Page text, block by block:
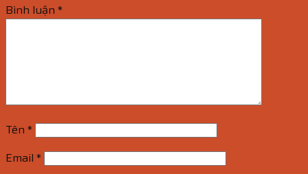
Bình luận *
Tên *
Email *